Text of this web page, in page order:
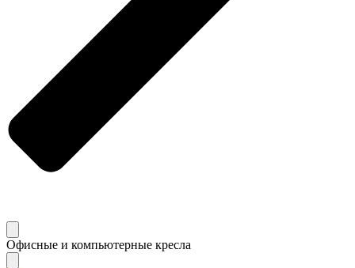
Офисные и компьютерные кресла